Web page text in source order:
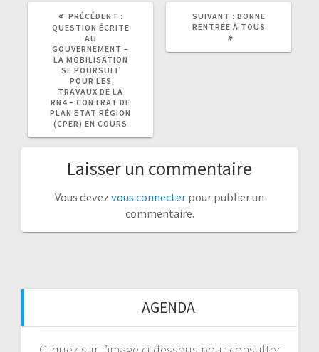
PRÉCÉDENT :
ARTICLE
PRÉCÉDENT
QUESTION ÉCRITE
AU
GOUVERNEMENT –
LA MOBILISATION
SE POURSUIT
POUR LES
TRAVAUX DE LA
RN4 – CONTRAT DE
PLAN ETAT RÉGION
(CPER) EN COURS
SUIVANT :
ARTICLE
BONNE
RENTRÉE À TOUS
Laisser un commentaire
Vous devez vous connecter pour publier un
commentaire.
AGENDA